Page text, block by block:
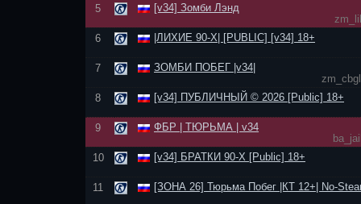
5
[v34] Зомби Лэнд
6
|ЛИХИЕ 90-Х| [PUBLIC] [v34] 18+
7
ЗОМБИ ПОБЕГ |v34|
8
[v34] ПУБЛИЧНЫЙ © 2026 [Public] 18+
9
ФБР | ТЮРЬМА | v34
10
[v34] БРАТКИ 90-Х [Public] 18+
11 [ЗОНА 26] Тюрьма Побег |КТ 12+| No-